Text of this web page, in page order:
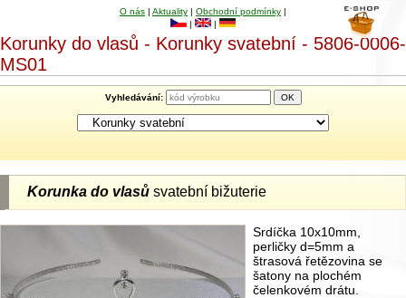
O nás | Aktuality | Obchodní podmínky |
|
|
Korunky do vlasů - Korunky svatební - 5806-0006-
MS01
Vyhledávání:
Korunka do vlasů svatební bižuterie
Srdíčka 10x10mm,
perličky d=5mm a
štrasová řetězovina se
šatony na plochém
čelenkovém drátu.